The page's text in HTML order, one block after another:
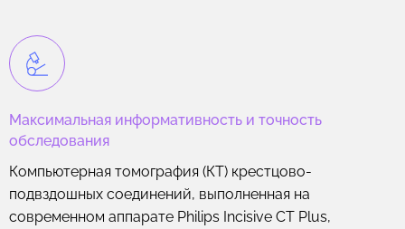
Максимальная информативность и точность
обследования
Компьютерная томография (КТ) крестцово-
подвздошных соединений, выполненная на
современном аппарате Philips Incisive CT Plus,